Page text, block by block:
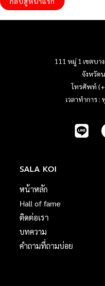
111 หมู่ 1 เขตบา
จังหวัด
โทรศัพท์
เวลาทำการ :
SALA KOI
หน้าหลัก
Hall of fame
ติดต่อเรา
บทความ
คำถามที่ถามบ่อย